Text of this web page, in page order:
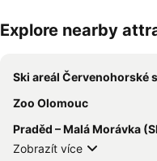
Explore nearby
Ski areál Červenohorské
Zoo Olomouc
Praděd – Malá Morávka (Ski
Zobrazít více